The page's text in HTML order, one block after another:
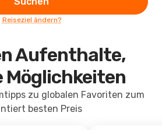
Reiseziel ändern?
Aufenthalte,
Möglichkeiten
zu globalen Favoriten zum
besten Preis